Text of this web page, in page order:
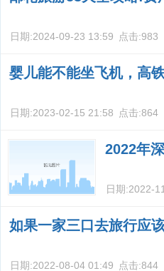
日期:2024-09-23 13:59 点击:983
婴儿能不能坐飞机，高
日期:2023-02-15 21:58 点击:864
2022年
日期:2022-
如果一家三口去旅行应
日期:2022-08-04 01:49 点击:844